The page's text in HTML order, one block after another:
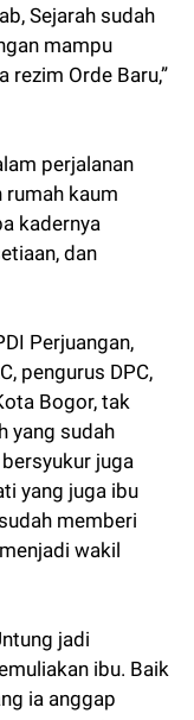
Sejarah sudah
mampu
Orde Baru,”
perjalanan
rumah kaum
kadernya
dan
Perjuangan,
pengurus DPC,
Bogor, tak
yang sudah
juga
yang juga ibu
memberi
wakil
jadi
ibu. Baik
ia anggap